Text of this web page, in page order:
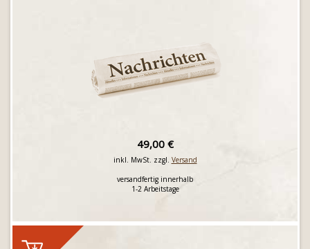
49,00 €
inkl. MwSt. zzgl. Versand
versandfertig innerhalb
1-2 Arbeitstage